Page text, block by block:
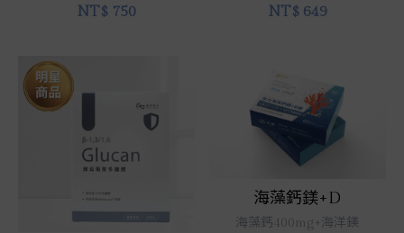
NT$750
NT$649
立即選購
立即選購
海藻鈣鎂+D
海藻鈣400mg+海洋鎂